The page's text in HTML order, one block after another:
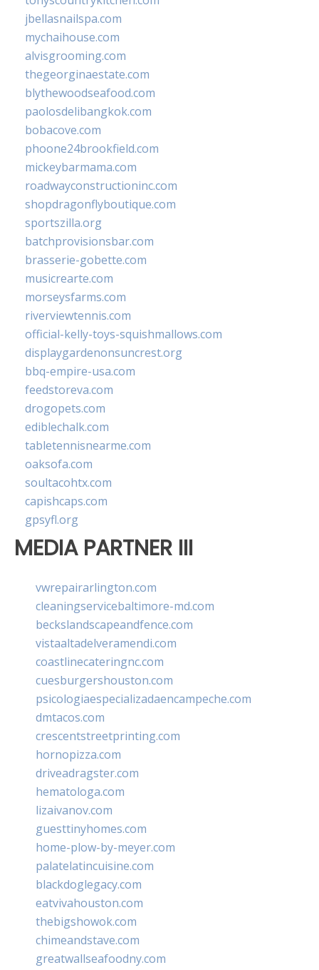
jbellasnailspa.com
mychaihouse.com
alvisgrooming.com
thegeorginaestate.com
blythewoodseafood.com
paolosdelibangkok.com
bobacove.com
phoone24brookfield.com
mickeybarmama.com
roadwayconstructioninc.com
shopdragonflyboutique.com
sportszilla.org
batchprovisionsbar.com
brasserie-gobette.com
musicrearte.com
morseysfarms.com
riverviewtennis.com
official-kelly-toys-squishmallows.com
displaygardenonsuncrest.org
bbq-empire-usa.com
feedstoreva.com
drogopets.com
ediblechalk.com
tabletennisnearme.com
oaksofa.com
soultacohtx.com
capishcaps.com
gpsyfl.org
MEDIA PARTNER III
vwrepairarlington.com
cleaningservicebaltimore-md.com
beckslandscapeandfence.com
vistaaltadelveramendi.com
coastlinecateringnc.com
cuesburgershouston.com
psicologiaespecializadaencampeche.com
dmtacos.com
crescentstreetprinting.com
hornopizza.com
driveadragster.com
hematologa.com
lizaivanov.com
guesttinyhomes.com
home-plow-by-meyer.com
palatelatincuisine.com
blackdoglegacy.com
eatvivahouston.com
thebigshowok.com
chimeandstave.com
greatwallseafoodny.com